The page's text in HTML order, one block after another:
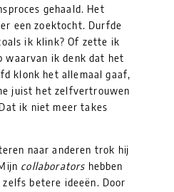
gehaald. Het
een zoektocht. Durfde
ik klink? Of zette ik
waarvan ik denk dat het
klonk het allemaal gaaf,
juist het zelfvertrouwen
ik niet meer takes
naar anderen trok hij
collaborators hebben
zelfs betere ideeën. Door